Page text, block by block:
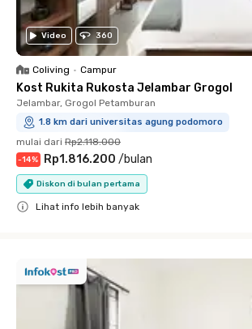
Video 360
Coliving • Campur
Kost Rukita Rukosta Jelambar Grogol
Jelambar, Grogol Petamburan
1.8 km dari universitas agung podomoro
mulai dari Rp2.118.000
-14% Rp1.816.200 /bulan
Diskon di bulan pertama
Lihat info lebih banyak